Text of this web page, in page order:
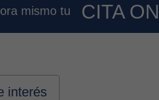
mismo tu CITA
interés